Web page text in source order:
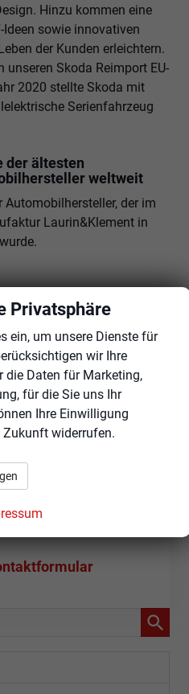
Hinzu kommen eine
Ideen sowie innovativen
der Kunden erleichtern.
unseren Skoda Reimport EU-
2020 stellte Skoda mit
Serienfahrzeug
der ältesten
weltweit
der im
Laurin&Klement in
wir Ihnen
Fragen zu unseren
uns unter:
/ 25 18 0
Privatsphäre
ein, um unsere Dienste für
wir Ihre
die Daten für Marketing,
für die Sie uns Ihr
Ihre Einwilligung
widerrufen.